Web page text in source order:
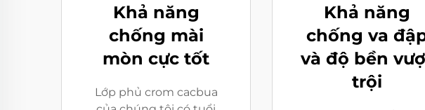
Khả năng
chống mài
mòn cực tốt
Lớp phủ crom cacbua
Khả năng
chống va
và độ bền
trội